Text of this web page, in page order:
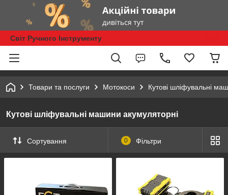
Світ Ручного Інструменту
Товари та послуги Мотокоси Кутові шліфувальні
Кутові шліфувальні машини акумуляторні
Сортування 0 Фільтри